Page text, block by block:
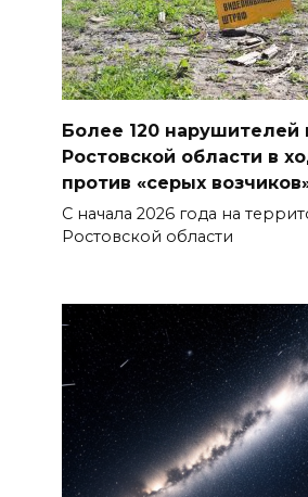
Более 120 нарушителей
Ростовской области в
против «серых
С начала 2026 года на
Ростовской области